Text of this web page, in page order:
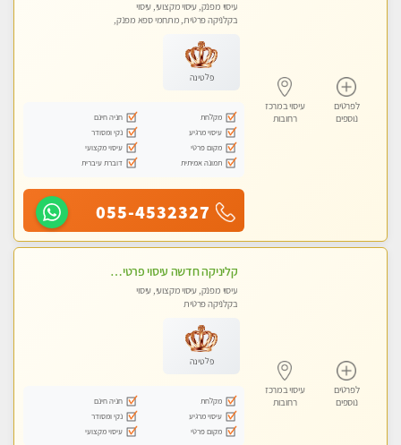
לפרטים
נוספים
עיסוי במרכז
רחובות
עיסוי מפנק, עיסוי מקצועי, עיסוי
בקלניקה פרטית, מתחמי ספא מפנק,
פלטינה
מקלחת
חניה חינם
עיסוי מרגיע
נקי ומסודר
מקום פרטי
עיסוי מקצועי
תמונה אמיתית
דוברת עיברית
055-4532327
לפרטים
נוספים
עיסוי במרכז
רחובות
קליניקה חדשה עיסוי פרטי ומיוחד על ידי מגע קסם איכותי
עיסוי מפנק, עיסוי מקצועי, עיסוי
בקלניקה פרטית
פלטינה
מקלחת
חניה חינם
עיסוי מרגיע
נקי ומסודר
מקום פרטי
עיסוי מקצועי